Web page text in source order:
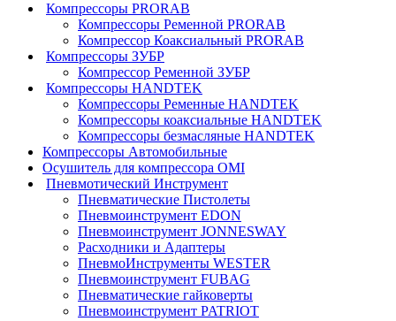
Компрессоры PRORAB
Компрессоры Ременной PRORAB
Компрессор Коаксиальный PRORAB
Компрессоры ЗУБР
Компрессор Ременной ЗУБР
Компрессоры HANDTEK
Компрессоры Ременные HANDTEK
Компрессоры коаксиальные HANDTEK
Компрессоры безмасляные HANDTEK
Компрессоры Автомобильные
Осушитель для компрессора OMI
Пневмотический Инструмент
Пневматические Пистолеты
Пневмоинструмент EDON
Пневмоинструмент JONNESWAY
Расходники и Адаптеры
ПневмоИнструменты WESTER
Пневмоинструмент FUBAG
Пневматические гайковерты
Пневмоинструмент PATRIOT